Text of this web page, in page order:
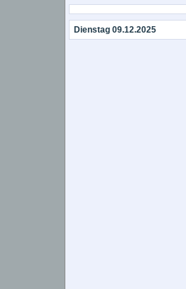
Dienstag 09.12.2025